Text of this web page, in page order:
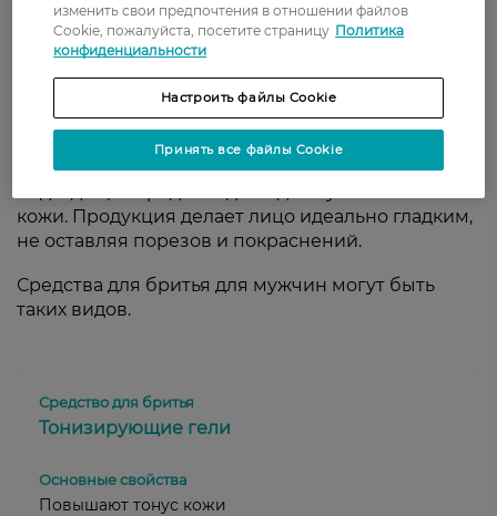
Свойства и разновидности
средств для бритья
Сегодня косметика для бритья представлена
разными производителями. Разнообразие и
широкий ассортимент позволяют подобрать
кожи. Продукция делает лицо идеально гладким,
не оставляя порезов и покраснений.
Средства для бритья для мужчин могут быть
таких видов.
Тонизирующие гели
Повышают тонус кожи
изменить свои предпочтения в отношении файлов
Cookie, пожалуйста, посетите страницу Политика
конфиденциальности
Настроить файлы Cookie
Принять все файлы Cookie